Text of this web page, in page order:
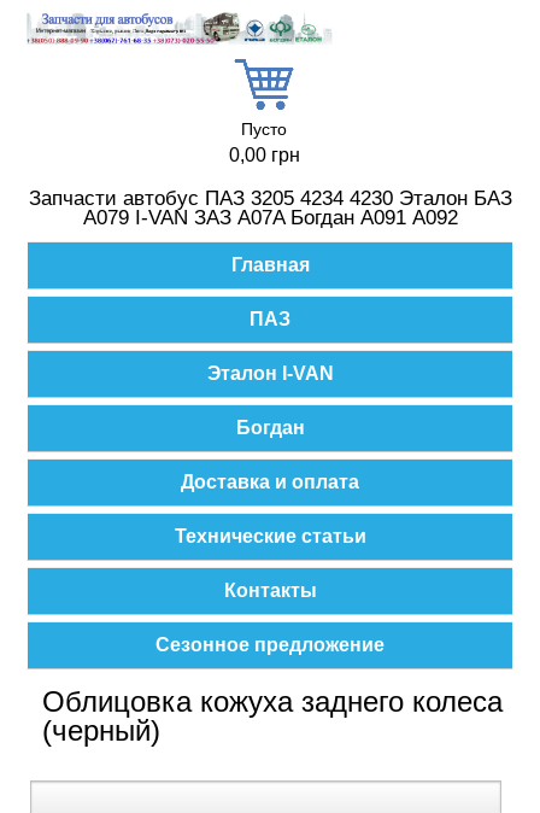
Пусто
0,00 грн
Запчасти автобус ПАЗ 3205 4234 4230 Эталон БАЗ
А079 I-VAN ЗАЗ A07A Богдан А091 А092
Главная
ПАЗ
Эталон I-VAN
Богдан
Доставка и оплата
Технические статьи
Контакты
Сезонное предложение
Облицовка кожуха заднего колеса
(черный)